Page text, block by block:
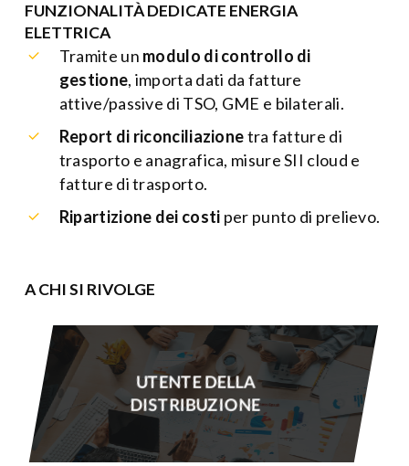
FUNZIONALITÀ DEDICATE ENERGIA
ELETTRICA
Tramite un modulo di controllo di
gestione, importa dati da fatture
attive/passive di TSO, GME e bilaterali.
Report di riconciliazionetra fatture di
trasporto e anagrafica, misure SII cloud e
fatture di trasporto.
Ripartizione dei costi per punto di prelievo.
A CHI SI RIVOLGE
UTENTE DELLA
DISTRIBUZIONE